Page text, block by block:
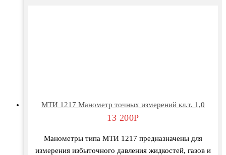
МТИ 1217 Манометр точных измерений кл.т. 1,0
13 200Р
Манометры типа МТИ 1217 предназначены для
измерения избыточного давления жидкостей, газов и